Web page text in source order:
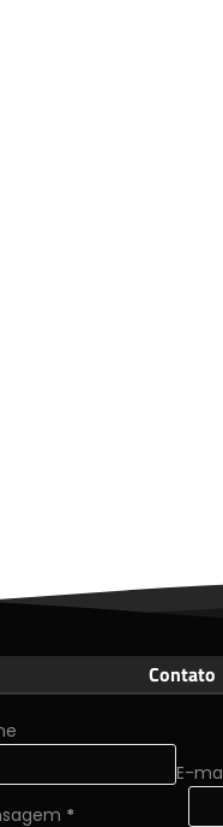
Contato
E-
*